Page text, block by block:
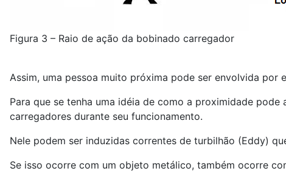
Figura 3 – Raio de ação da bobinado carregador
Assim, uma pessoa muito próxima pode ser envolvida
Para que se tenha uma idéia de como a proximidade
carregadores durante seu funcionamento.
Nele podem ser induzidas correntes de turbilhão (Eddy)
Se isso ocorre com um objeto metálico, também ocorre